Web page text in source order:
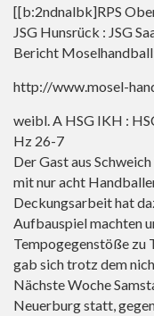
[[b:2ndnalbk]RPS
JSG Hunsrück : JSG
Bericht
http://www.mosel-
weibl. A HSG IKH :
Hz 26-7
Der Gast aus
mit nur acht
Deckungsarbeit hat
Aufbauspiel machten
Tempogegenstöße zu
gab sich trotz dem
Nächste Woche
Neuerburg statt,